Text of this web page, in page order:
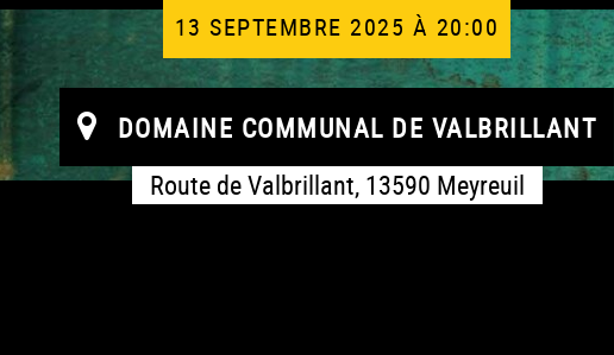
13 SEPTEMBRE 2025 À 20:00
DOMAINE COMMUNAL DE VALBRILLANT
Route de Valbrillant, 13590 Meyreuil